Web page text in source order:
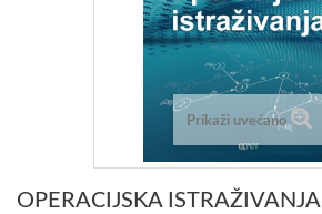
Prikaži uvećano
OPERACIJSKA ISTRAŽIVANJA